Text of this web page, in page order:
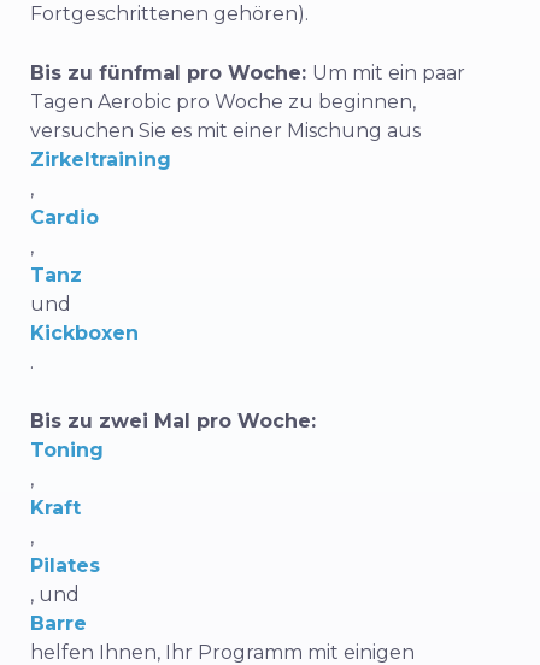
Fortgeschrittenen gehören).
Bis zu fünfmal pro Woche: Um mit ein paar
Tagen Aerobic pro Woche zu beginnen,
versuchen Sie es mit einer Mischung aus
Zirkeltraining
,
Cardio
,
Tanz
und
Kickboxen
.
Bis zu zwei Mal pro Woche:
Toning
,
Kraft
,
Pilates
, und
Barre
helfen Ihnen, Ihr Programm mit einigen